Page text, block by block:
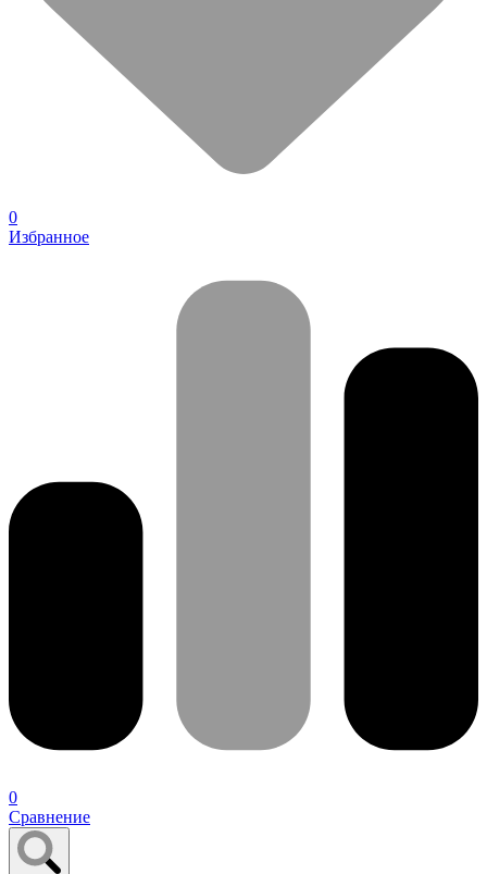
0
Избранное
0
Сравнение